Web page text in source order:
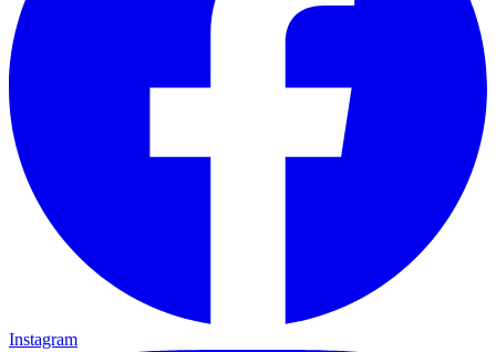
Instagram